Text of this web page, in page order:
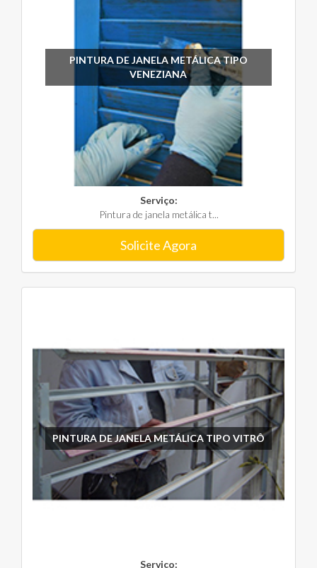
PINTURA DE JANELA METÁLICA TIPO
VENEZIANA
Serviço:
Pintura de janela metálica t...
Solicite Agora
PINTURA DE JANELA METÁLICA TIPO VITRÔ
Serviço: